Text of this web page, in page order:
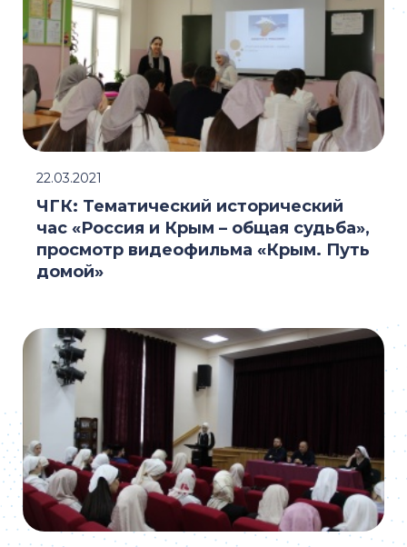
ЧГК: Тематический исторический
час «Россия и Крым – общая судьба»,
просмотр видеофильма «Крым. Путь
домой»
22.03.2021